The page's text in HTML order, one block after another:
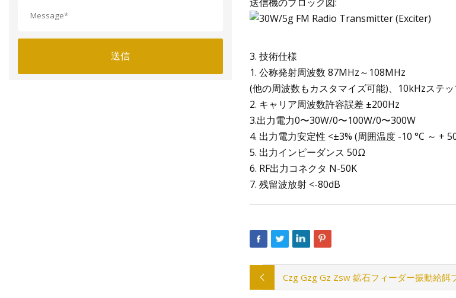
送信
3. 技術仕様
1. 公称発射周波数 87MHz～108MHz
(他の周波数もカスタマイズ可能)、10kHzステ
2. キャリア周波数許容誤差 ±200Hz
3.出力電力0〜30W/0〜100W/0〜300W
4. 出力電力安定性 <±3% (周囲温度 -10 °C ～ +
5. 出力インピーダンス 50Ω
6. RF出力コネクタ N-50K
7. 残留波放射 <-80dB
Czg Gzg Gz Zsw 鉱石フィーダー振動給餌